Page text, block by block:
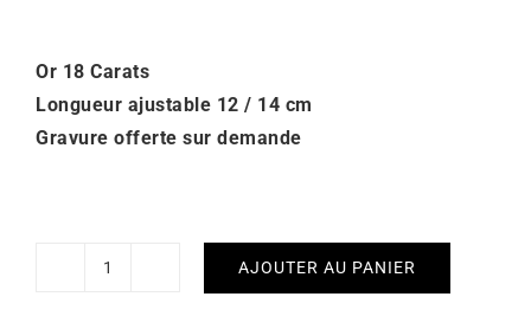
Or 18 Carats
Longueur ajustable 12 / 14 cm
Gravure offerte sur demande
quantité
AJOUTER AU PANIER